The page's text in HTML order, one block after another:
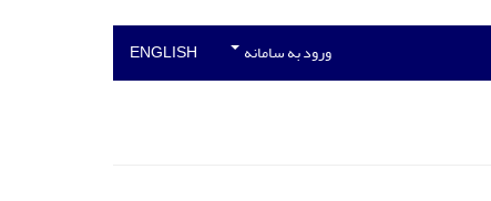
ورود به سامانه ENGLISH